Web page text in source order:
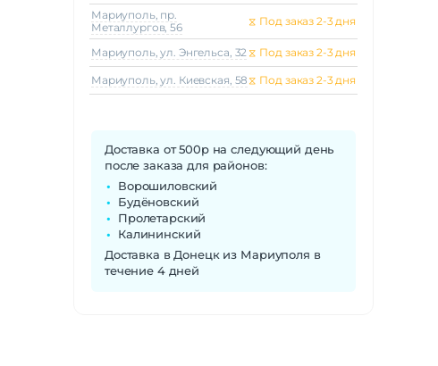
Мариуполь, пр.
Металлургов, 56
⧖ Под заказ 2-3 дня
Мариуполь, ул. Энгельса, 32 ⧖ Под заказ 2-3 дня
Мариуполь, ул. Киевская, 58 ⧖ Под заказ 2-3 дня
Доставка от 500р на следующий день
после заказа для районов:
Ворошиловский
Будёновский
Пролетарский
Калининский
Доставка в Донецк из Мариуполя в
течение 4 дней